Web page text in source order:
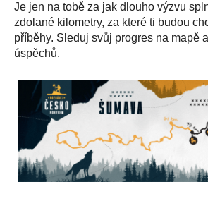
Je jen na tobě za jak dlouho výzvu
zdolané kilometry, za které ti budou
příběhy. Sleduj svůj progres na mapě
úspěchů.